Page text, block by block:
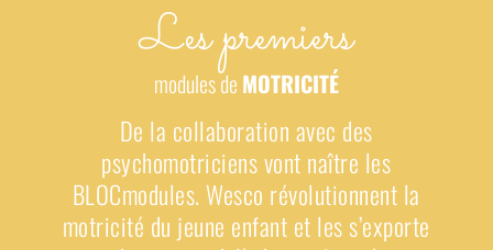
Les premiers
modules de MOTRICITÉ
De la collaboration avec des
psychomotriciens vont naître les
BLOCmodules. Wesco révolutionnent la
motricité du jeune enfant et les s’exporte